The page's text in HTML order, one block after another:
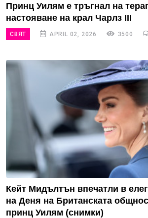
Принц Уилям e тръгнал на
настояване на крал Чарлз III
СВЯТ APRIL 02, 2026 3500
Кейт Мидълтън впечатли в
на Деня на Британската
принц Уилям (снимки)